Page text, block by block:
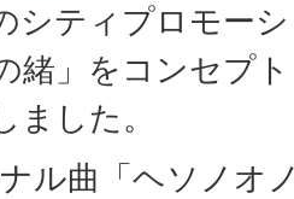
シティプロモー
緒」をコンセプ
ました。
ル曲「ヘソノオ